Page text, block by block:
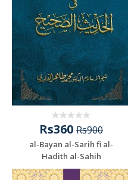
Rs360 Rs900
al-Bayan al-Sarih fi al-
Hadith al-Sahih